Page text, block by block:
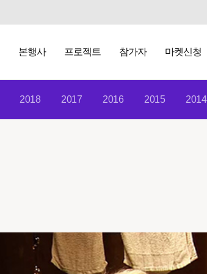
본행사 프로젝트 참가자 마켓신청
2018 2017 2016 2015 2014